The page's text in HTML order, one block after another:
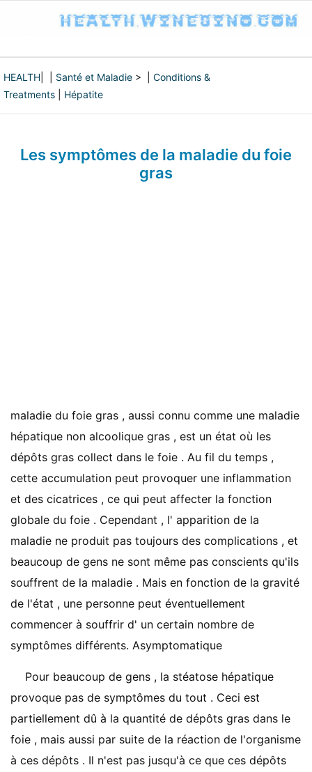
HEALTH Santé et Maladie > | Conditions &
Treatments
Hépatite
Les symptômes de la maladie du foie
gras
maladie du foie gras , aussi connu comme une maladie
hépatique non alcoolique gras , est un état où les
dépôts gras collect dans le foie . Au fil du temps ,
cette accumulation peut provoquer une inflammation
et des cicatrices , ce qui peut affecter la fonction
globale du foie . Cependant , l' apparition de la
maladie ne produit pas toujours des complications , et
beaucoup de gens ne sont même pas conscients qu'ils
souffrent de la maladie . Mais en fonction de la gravité
de l'état , une personne peut éventuellement
commencer à souffrir d' un certain nombre de
symptômes différents. Asymptomatique
Pour beaucoup de gens , la stéatose hépatique
provoque pas de symptômes du tout . Ceci est
partiellement dû à la quantité de dépôts gras dans le
foie , mais aussi par suite de la réaction de l'organisme
à ces dépôts . Il n'est pas jusqu'à ce que ces dépôts